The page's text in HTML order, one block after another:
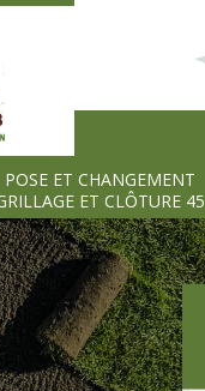
POSE ET CHANGEMENT
ET CLÔTURE 45